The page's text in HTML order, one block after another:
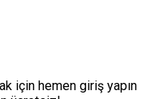
için hemen giriş yapın